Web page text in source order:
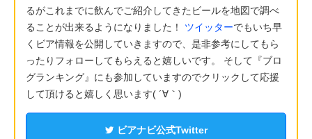
るがこれまでに飲んでご紹介してきたビールを地図で調べ
ることが出来るようになりました！ ツイッターでもいち早
くビア情報を公開していきますので、是非参考にしてもら
ったりフォローしてもらえると嬉しいです。 そして『ブロ
グランキング』にも参加していますのでクリックして応援
して頂けると嬉しく思います( ´∀｀)
ビアナビ公式Twitter